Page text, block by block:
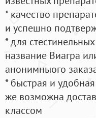
* качество
и успешно
* для
название Виагра
анонимныого
* быстрая и
же возможна
классом